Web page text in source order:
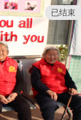
已结束